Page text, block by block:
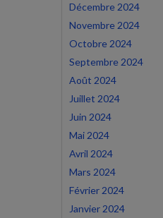
Décembre 2024
Novembre 2024
Octobre 2024
Septembre 2024
Août 2024
Juillet 2024
Juin 2024
Mai 2024
Avril 2024
Mars 2024
Février 2024
Janvier 2024